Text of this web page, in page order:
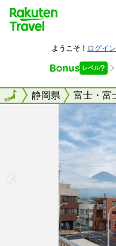
全国静岡県 富士・富
全国